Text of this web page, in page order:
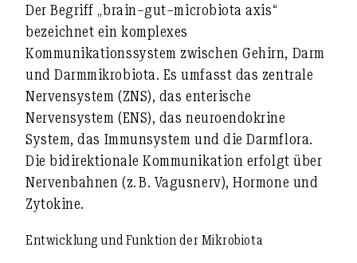
Der Begriff„brain–gut–microbiota axis“
bezeichnet ein komplexes
Kommunikationssystem zwischen Gehirn, Darm
und Darmmikrobiota. Es umfasst das zentrale
Nervensystem (ZNS), das enterische
Nervensystem (ENS), das neuroendokrine
System, das Immunsystem und dieDarmflora.
Die bidirektionale Kommunikation erfolgt über
Nervenbahnen (z. B. Vagusnerv),Hormone und
Zytokine.
Entwicklung und Funktion der Mikrobiota